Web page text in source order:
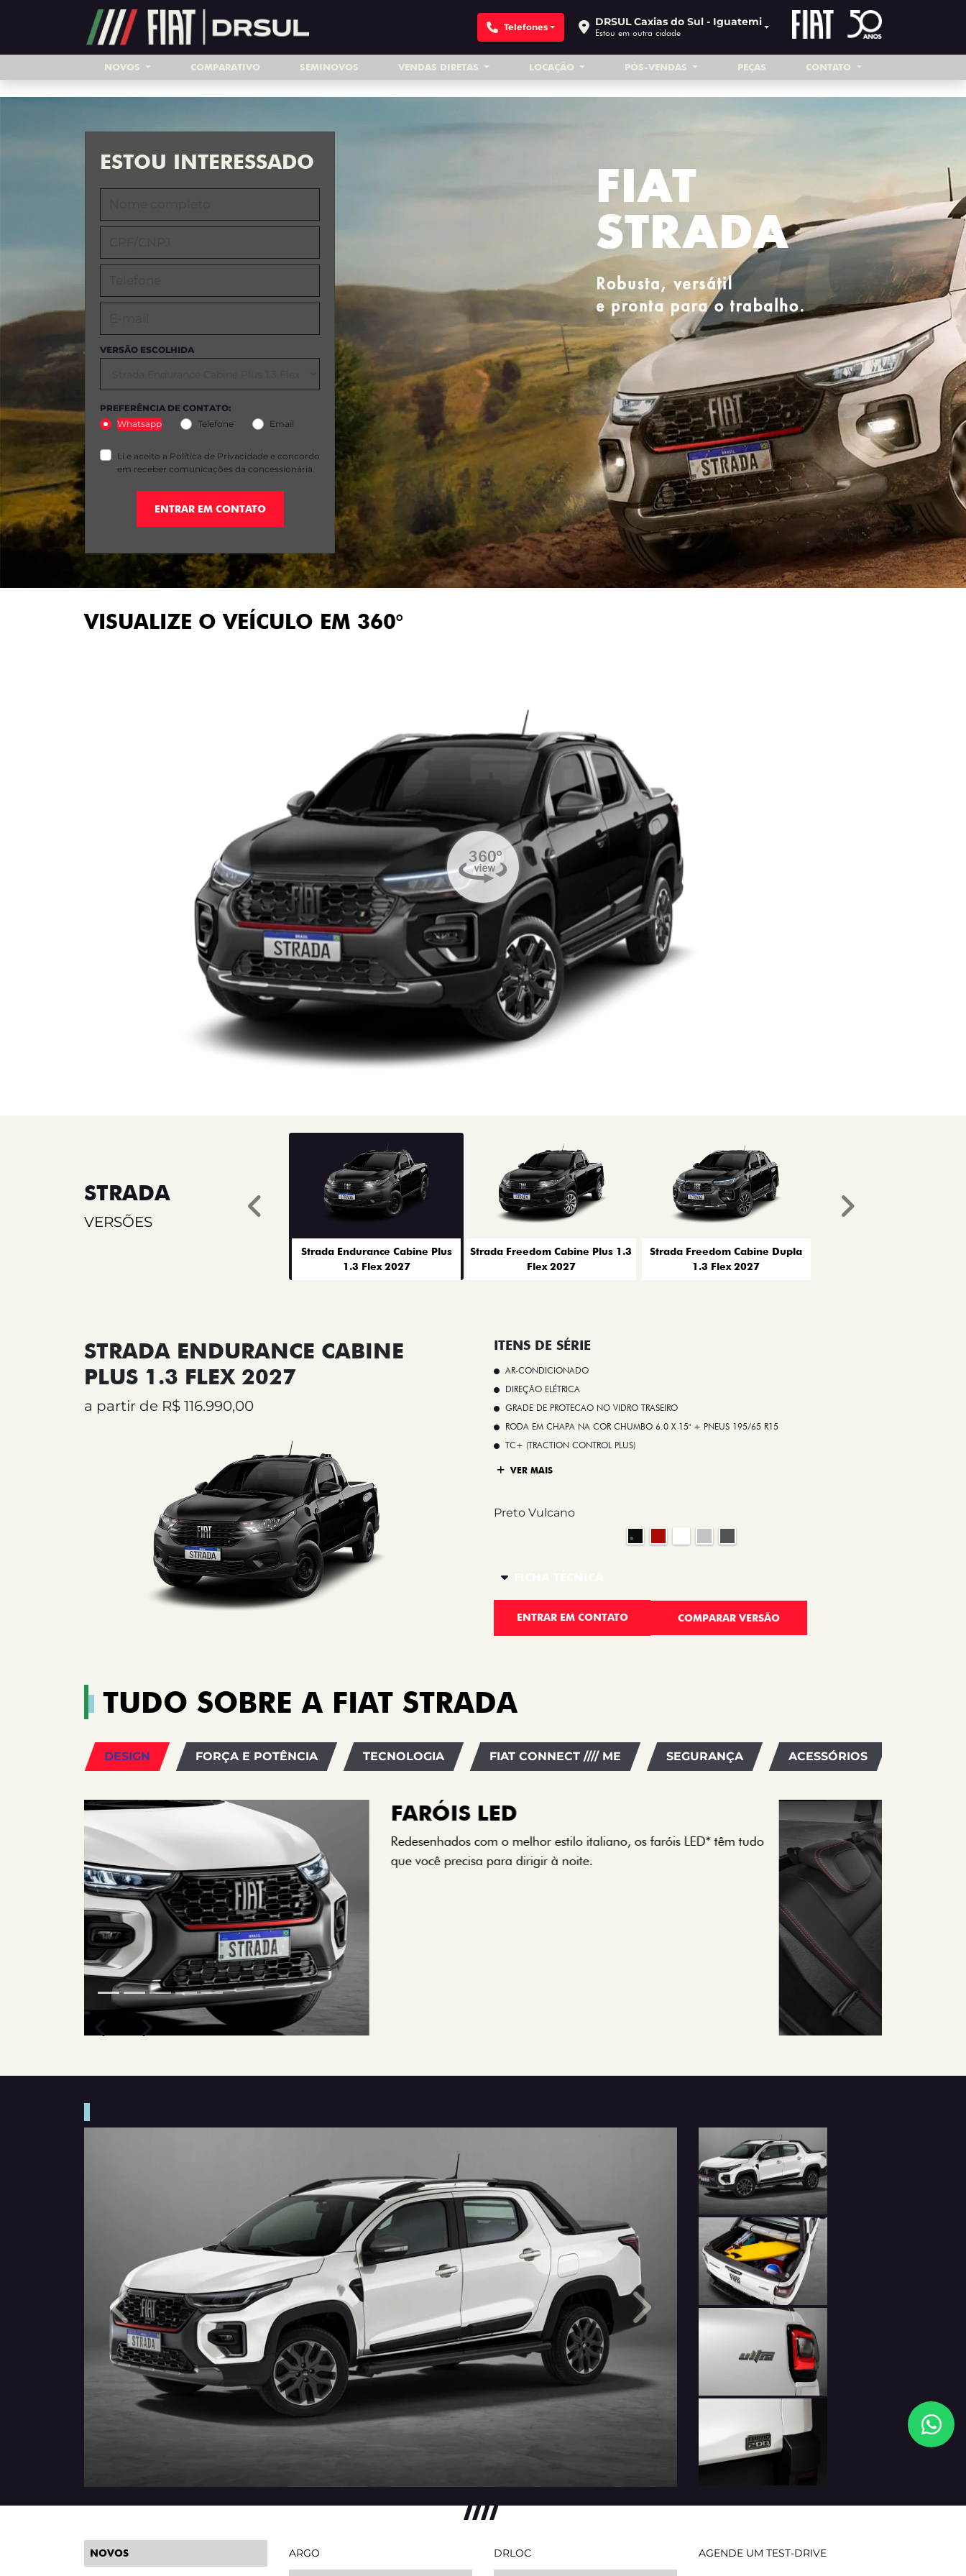
Ativar a compatibilidade com o leitor de tela
DRSUL Caxias do Sul - Iguatemi
Estou em outra cidade
Telefones
NOVOS COMPARATIVO SEMINOVOS VENDAS DIRETAS LOCAÇÃO PÓS-VENDAS PEÇAS CONTATO
ESTOU INTERESSADO
VERSÃO ESCOLHIDA
PREFERÊNCIA DE CONTATO:
Whatsapp
Telefone Email
Li e aceito a Política de Privacidade e concordo
em receber comunicações da concessionária.
ENTRAR EM CONTATO
VISUALIZE O VEÍCULO EM 360°
STRADA
VERSÕES
Strada Endurance Cabine Plus
1.3 Flex 2027
Strada Freedom Cabine Plus 1.3
Flex 2027
Strada Freedom Cabine Dupla
1.3 Flex 2027
Anterior Próximo
STRADA ENDURANCE CABINE
PLUS 1.3 FLEX 2027
a partir de R$ 116.990,00
ITENS DE SÉRIE
AR-CONDICIONADO
DIREÇÃO ELÉTRICA
GRADE DE PROTECAO NO VIDRO TRASEIRO
RODA EM CHAPA NA COR CHUMBO 6.0 X 15" + PNEUS 195/65 R15
TC+ (TRACTION CONTROL PLUS)
VER MAIS
Preto Vulcano
ENTRAR EM CONTATO COMPARAR VERSÃO
TUDO SOBRE A FIAT STRADA
DESIGN FORÇA E POTÊNCIA TECNOLOGIA FIAT CONNECT //// ME SEGURANÇA ACESSÓRIOS
O VERDADEIRO 5 LUGARES E 4
PORTAS
Todo mundo pode viajar confortável na Fiat Strada, que conta com
Próximo
Previous Next
Anterior Próximo
NOVOS ARGO DRLOC AGENDE UM TEST-DRIVE